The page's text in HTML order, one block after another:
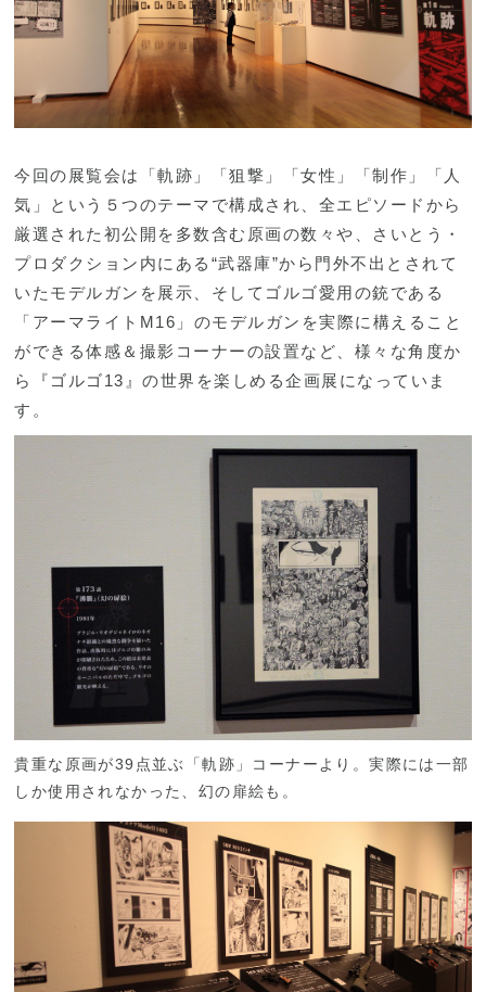
今回の展覧会は「軌跡」「狙撃」「女性」「制作」「人
気」という５つのテーマで構成され、全エピソードから
厳選された初公開を多数含む原画の数々や、さいとう・
プロダクション内にある“武器庫”から門外不出とされて
いたモデルガンを展示、そしてゴルゴ愛用の銃である
「アーマライトM16」のモデルガンを実際に構えること
ができる体感＆撮影コーナーの設置など、様々な角度か
ら『ゴルゴ13』の世界を楽しめる企画展になっていま
す。
貴重な原画が39点並ぶ「軌跡」コーナーより。実際には一部
しか使用されなかった、幻の扉絵も。